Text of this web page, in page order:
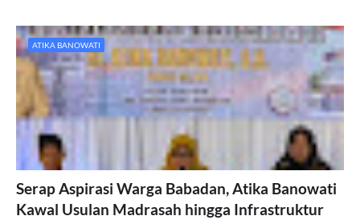
ATIKA BANOWATI
Serap Aspirasi Warga Babadan, Atika Banowati
Kawal Usulan Madrasah hingga Infrastruktur